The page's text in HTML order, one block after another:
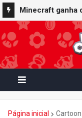
Minecraft ganha
Super Mario
gráfica exclusiva
Página inicial Cartoon